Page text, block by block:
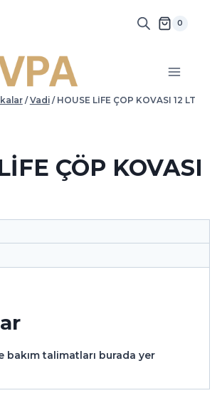
0
/ Vadi / HOUSE LİFE ÇÖP KOVASI 12 LT
ÇÖP KOVASI
bakım talimatları burada yer